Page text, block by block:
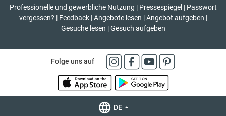
Professionelle und gewerbliche Nutzung | Pressespiegel | Passwort
vergessen? | Feedback | Angebote lesen | Angebot aufgeben |
Gesuche lesen | Gesuch aufgeben
Folge uns auf
DE